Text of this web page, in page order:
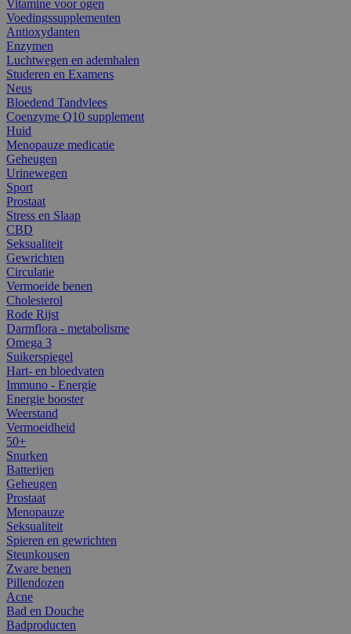
Vitamine voor ogen
Voedingssupplementen
Antioxydanten
Enzymen
Luchtwegen en ademhalen
Studeren en Examens
Neus
Bloedend Tandvlees
Coenzyme Q10 supplement
Huid
Menopauze medicatie
Geheugen
Urinewegen
Sport
Prostaat
Stress en Slaap
CBD
Seksualiteit
Gewrichten
Circulatie
Vermoeide benen
Cholesterol
Rode Rijst
Darmflora - metabolisme
Omega 3
Suikerspiegel
Hart- en bloedvaten
Immuno - Energie
Energie booster
Weerstand
Vermoeidheid
50+
Snurken
Batterijen
Geheugen
Prostaat
Menopauze
Seksualiteit
Spieren en gewrichten
Steunkousen
Zware benen
Pillendozen
Acne
Bad en Douche
Badproducten